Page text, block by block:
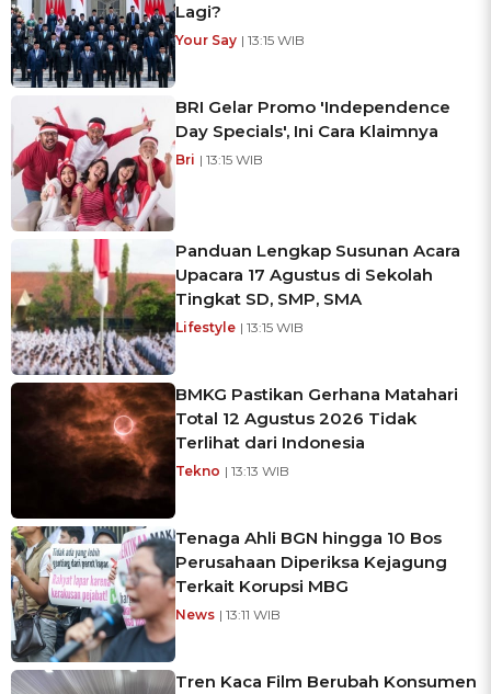
Lagi?
Your Say | 13:15 WIB
BRI Gelar Promo 'Independence
Day Specials', Ini Cara Klaimnya
Bri | 13:15 WIB
Panduan Lengkap Susunan Acara
Upacara 17 Agustus di Sekolah
Tingkat SD, SMP, SMA
Lifestyle | 13:15 WIB
BMKG Pastikan Gerhana Matahari
Total 12 Agustus 2026 Tidak
Terlihat dari Indonesia
Tekno | 13:13 WIB
Tenaga Ahli BGN hingga 10 Bos
Perusahaan Diperiksa Kejagung
Terkait Korupsi MBG
News | 13:11 WIB
Tren Kaca Film Berubah Konsumen